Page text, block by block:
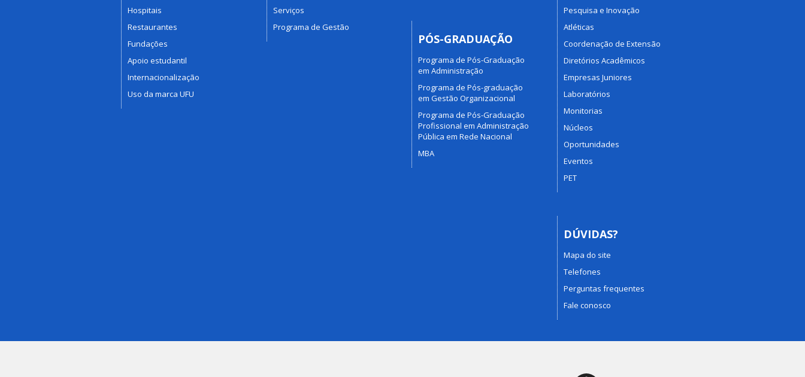
Hospitais
Restaurantes
Fundações
Apoio estudantil
Internacionalização
Uso da marca UFU
Serviços
Programa de Gestão
PÓS-GRADUAÇÃO
Programa de Pós-Graduação
em Administração
Programa de Pós-graduação
em Gestão Organizacional
Programa de Pós-Graduação
Profissional em Administração
Pública em Rede Nacional
MBA
Pesquisa e Inovação
Atléticas
Coordenação de Extensão
Diretórios Acadêmicos
Empresas Juniores
Laboratórios
Monitorias
Núcleos
Oportunidades
Eventos
PET
DÚVIDAS?
Mapa do site
Telefones
Perguntas frequentes
Fale conosco